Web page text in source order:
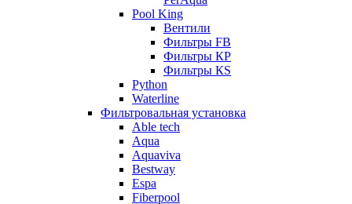
Pool King
Вентили
Фильтры FB
Фильтры КP
Фильтры КS
Python
Waterline
Фильтровальная установка
Able tech
Aqua
Aquaviva
Bestway
Espa
Fiberpool